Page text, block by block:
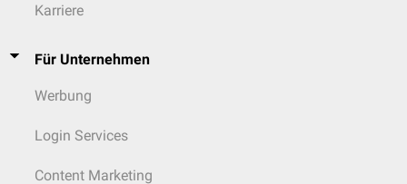
Karriere
Für Unternehmen
Werbung
Login Services
Content Marketing